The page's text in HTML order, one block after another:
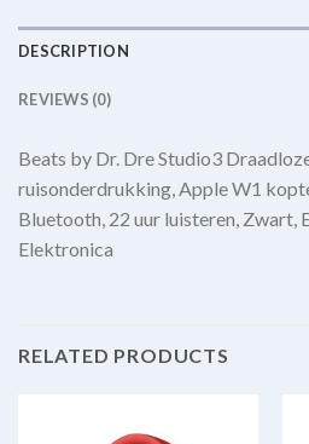
DESCRIPTION
REVIEWS (0)
Beats by Dr. Dre Studio3
ruisonderdrukking, Apple W1
Bluetooth, 22 uur luisteren, Zwart,
Elektronica
RELATED PRODUCTS